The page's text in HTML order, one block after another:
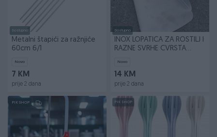
Dostupno
Metalni štapići za ražnjiće
60cm 6/1
Novo
7 KM
prije 2 dana
Dostupno
INOX LOPATICA ZA ROSTILJ I
RAZNE SVRHE CVRSTA
Novo
14 KM
prije 2 dana
PIK SHOP PIK SHOP